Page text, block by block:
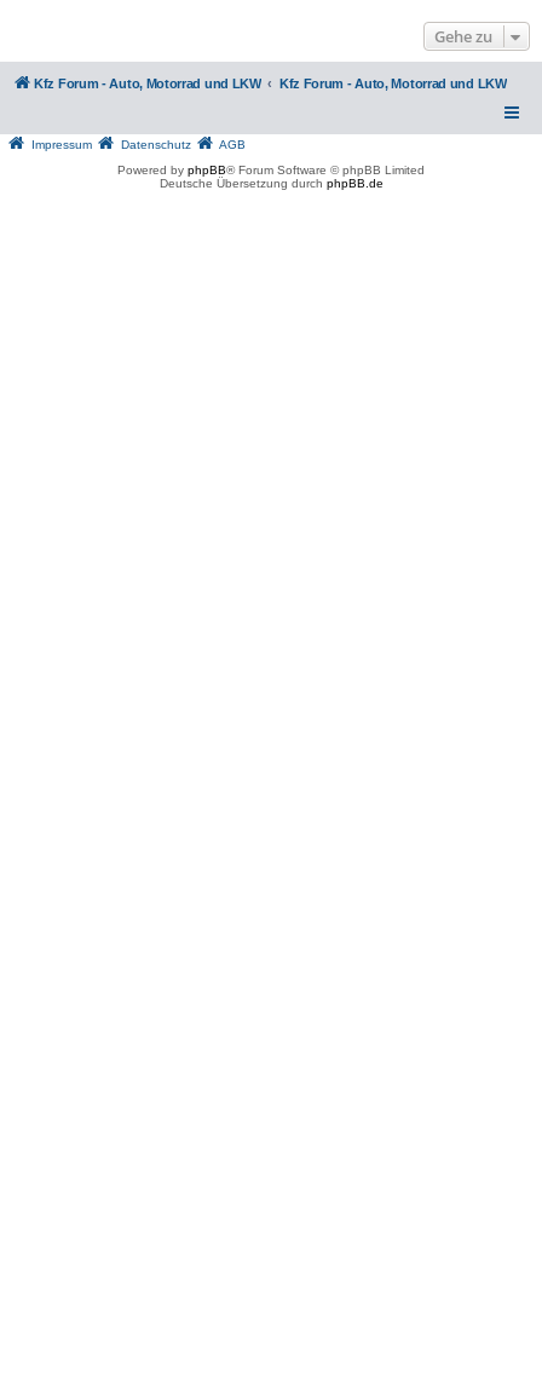
Gehe zu
Kfz Forum - Auto, Motorrad und LKW Kfz Forum - Auto, Motorrad und LKW
Impressum Datenschutz
AGB
Powered by phpBB® Forum Software © phpBB Limited
Deutsche Übersetzung durch phpBB.de